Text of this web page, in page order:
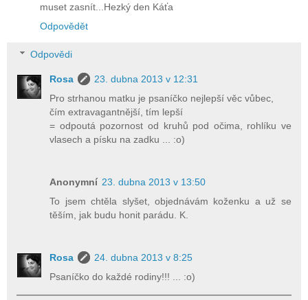
muset zasnít...Hezký den Káťa
Odpovědět
Odpovědi
Rosa
23. dubna 2013 v 12:31
Pro strhanou matku je psaníčko nejlepší věc vůbec,
čím extravagantnější, tím lepší
= odpoutá pozornost od kruhů pod očima, rohlíku ve
vlasech a písku na zadku ... :o)
Anonymní 23. dubna 2013 v 13:50
To jsem chtěla slyšet, objednávám koženku a už se
těším, jak budu honit parádu. K.
Rosa
24. dubna 2013 v 8:25
Psaníčko do každé rodiny!!! ... :o)